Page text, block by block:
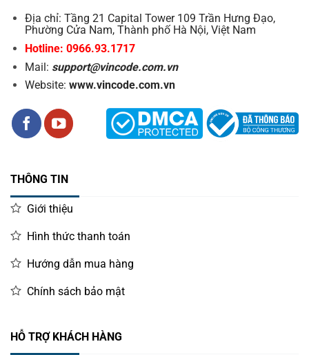
Địa chỉ: Tầng 21 Capital Tower 109 Trần Hưng Đạo,
Phường Cửa Nam, Thành phố Hà Nội, Việt Nam
Hotline: 0966.93.1717
Mail: support@vincode.com.vn
Website: www.vincode.com.vn
THÔNG TIN
Giới thiệu
Hình thức thanh toán
Hướng dẫn mua hàng
Chính sách bảo mật
HỖ TRỢ KHÁCH HÀNG